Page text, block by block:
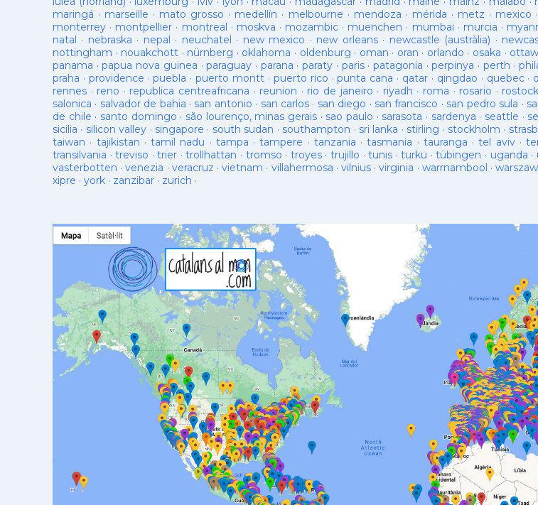
maringá · marseille · mato grosso · medellín · melbourne · mendoza · mérida · metz · mexico ·
monterrey · montpellier · montreal · moskva · mozambic · muenchen · mumbai · murcia ·
natal · nebraska · nepal · neuchatel · new mexico · new orleans· newcastle (austràlia) ·
nottingham · nouakchott · nürnberg · oklahoma · oldenburg · oman · oran · orlando · osaka ·
panama ·papua nova guinea ·paraguay · parana ·paraty · paris· patagonia ·perpinya · perth ·
praha · providence ·puebla ·puerto montt · puerto rico ·punta cana · qatar · qingdao · quebec·
rennes · reno · republica centreafricana · reunion · rio de janeiro · riyadh · roma · rosario · rostock
salonica · salvador de bahia · san antonio · san carlos · san diego · san francisco · san pedro sula ·
de chile · santo domingo · são lourenço, minas gerais· sao paulo · sarasota · sardenya · seattle ·
sicilia · silicon valley · singapore · south sudan · southampton · sri lanka · stirling · stockholm ·
taiwan · tajikistan ·tamil nadu · tampa ·tampere · tanzania ·tasmania · tauranga ·tel aviv·
transilvania ·treviso ·trier ·trollhattan · tromso · troyes· trujillo ·tunis ·turku ·tübingen · uganda ·
vasterbotten ·venezia · veracruz ·vietnam · villahermosa · vilnius·virginia · warrnambool ·
xipre · york · zanzibar · zurich ·